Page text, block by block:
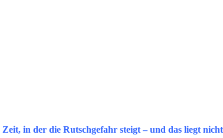
in der die Rutschgefahr steigt – und das liegt